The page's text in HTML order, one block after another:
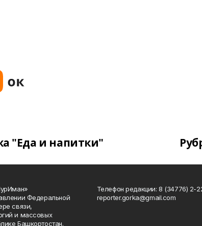
"Еда и напитки"
Федеральной
связи,
и массовых
Башкортостан.
Телефон редакции: 8 (34776) 2-
reporter.gorka@gmail.com